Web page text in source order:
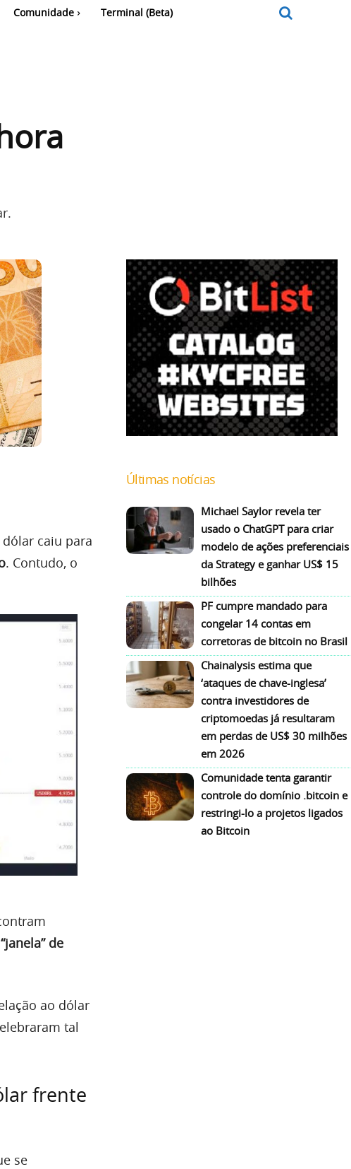
Comunidade Terminal (Beta)
caiu para
. Contudo, o
de
ao dólar
tal
frente
se
Últimas notícias
Michael Saylor revela ter
usado o ChatGPT para criar
modelo de ações preferenciais
da Strategy e ganhar US$ 15
bilhões
PF cumpre mandado para
congelar 14 contas em
corretoras de bitcoin no Brasil
Chainalysis estima que
‘ataques de chave-inglesa’
contra investidores de
criptomoedas já resultaram
em perdas de US$ 30 milhões
em 2026
Comunidade tenta garantir
controle do domínio .bitcoin e
restringi-lo a projetos ligados
ao Bitcoin